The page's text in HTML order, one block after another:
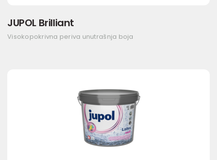
JUPOL Brilliant
Visokopokrivna periva unutrašnja boja